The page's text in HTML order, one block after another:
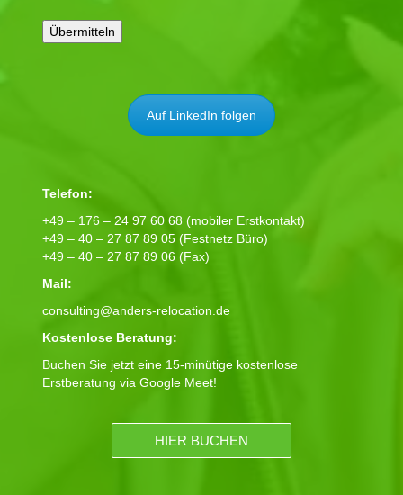
Auf LinkedIn folgen
Telefon:
+49 – 176 – 24 97 60 68 (mobiler Erstkontakt)
+49 – 40 – 27 87 89 05 (Festnetz Büro)
+49 – 40 – 27 87 89 06 (Fax)
Mail:
consulting@anders-relocation.de
Kostenlose Beratung:
Buchen Sie jetzt eine 15-minütige kostenlose
Erstberatung via Google Meet!
HIER BUCHEN